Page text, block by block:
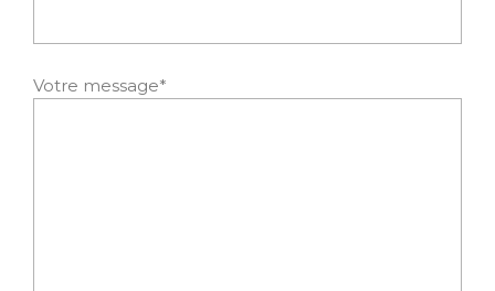
Votre message*